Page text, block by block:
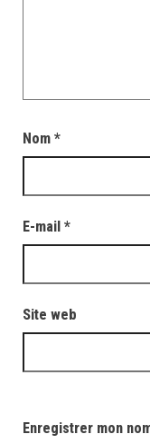
Nom *
E-mail *
Site web
Enregistrer mon